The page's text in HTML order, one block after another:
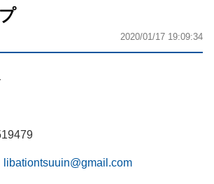
2020/01/17 19:09:34
libationtsuuin@gmail.com